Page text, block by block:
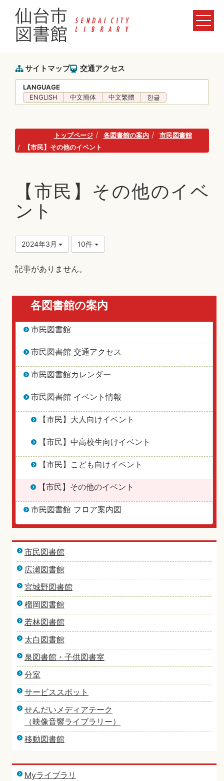
サイトマップ 交通アクセス
LANGUAGE
ENGLISH
中文簡体 中文繁體 한글
トップページ 各図書館の案内
市民図書館
【市民】その他のイベント
【市民】その他のイベ
ント
2024年3月 10件
記事がありません。
各図書館の案内
市民図書館
市民図書館 交通アクセス
市民図書館カレンダー
市民図書館 イベント情報
【市民】大人向けイベント
【市民】中高校生向けイベント
【市民】こども向けイベント
【市民】その他のイベント
市民図書館 フロア案内図
市民図書館
広瀬図書館
宮城野図書館
榴岡図書館
若林図書館
太白図書館
泉図書館・子供図書室
分室
サービススポット
せんだいメディアテーク
（映像音響ライブラリー）
移動図書館
Myライブラリ